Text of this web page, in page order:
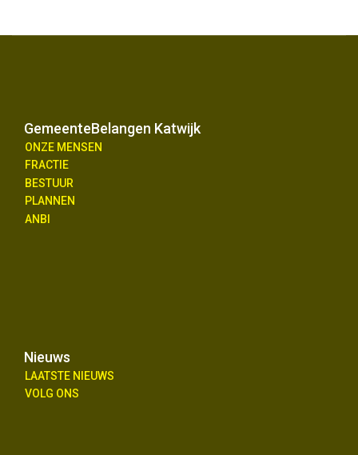
GemeenteBelangen Katwijk
ONZE MENSEN
FRACTIE
BESTUUR
PLANNEN
ANBI
Nieuws
LAATSTE NIEUWS
VOLG ONS